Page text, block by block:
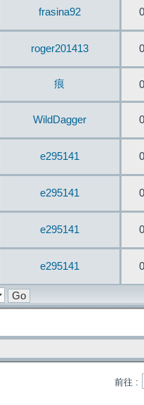
frasina92 0
roger201413 0
痕 0
WildDagger 0
e295141 0
e295141 0
e295141 0
e295141 0
前往 :